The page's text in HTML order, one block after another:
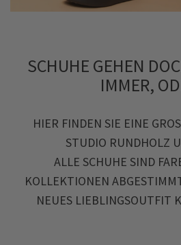
SCHUHE GEHEN
IMMER,
HIER FINDEN SIE EINE
TUDIO RUNDHOLZ
ALLE SCHUHE SIND
KOLLEKTIONEN
NEUES LIEBLINGSOUTFIT